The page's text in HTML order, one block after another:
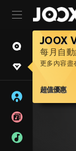
JOOX
每月自
更多內容盡
超值優惠